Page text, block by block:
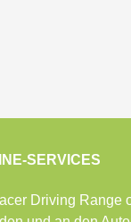
SERVICES
Driving Range